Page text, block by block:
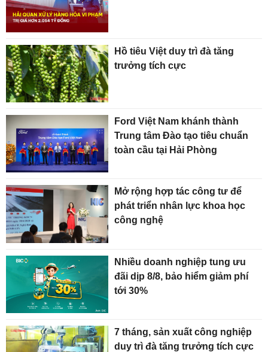
Hồ tiêu Việt duy trì đà tăng
trưởng tích cực
Ford Việt Nam khánh thành
Trung tâm Đào tạo tiêu chuẩn
toàn cầu tại Hải Phòng
Mở rộng hợp tác công tư để
phát triển nhân lực khoa học
công nghệ
Nhiều doanh nghiệp tung ưu
đãi dịp 8/8, bảo hiểm giảm phí
tới 30%
7 tháng, sản xuất công nghiệp
duy trì đà tăng trưởng tích cực